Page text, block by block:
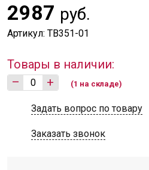
2987 руб.
Артикул: TB351-01
Товары в наличии:
–
+ (1 на складе)
Задать вопрос по товару
Заказать звонок